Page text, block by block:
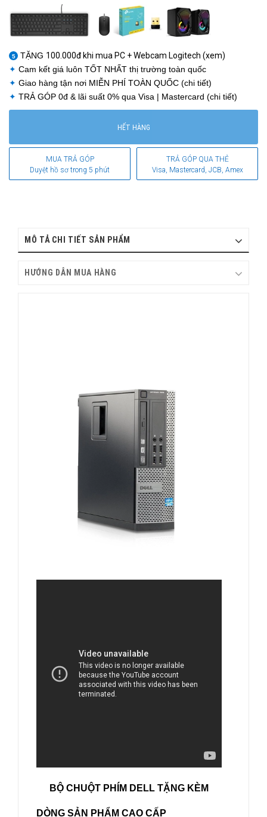
5 TẶNG 100.000đ khi mua PC + Webcam Logitech (xem)
✦ Cam kết giá luôn TỐT NHẤT thị trường toàn quốc
✦ Giao hàng tận nơi MIỄN PHÍ TOÀN QUỐC (chi tiết)
✦ TRẢ GÓP 0đ & lãi suất 0% qua Visa | Mastercard (chi tiết)
HẾT HÀNG
MUA TRẢ GÓP
Duyệt hồ sơ trong 5 phút
TRẢ GÓP QUA THẺ
Visa, Mastercard, JCB, Amex
MÔ TẢ CHI TIẾT SẢN PHẨM
HƯỚNG DẪN MUA HÀNG
BỘ CHUỘT PHÍM DELL TẶNG KÈM
DÒNG SẢN PHẨM CAO CẤP